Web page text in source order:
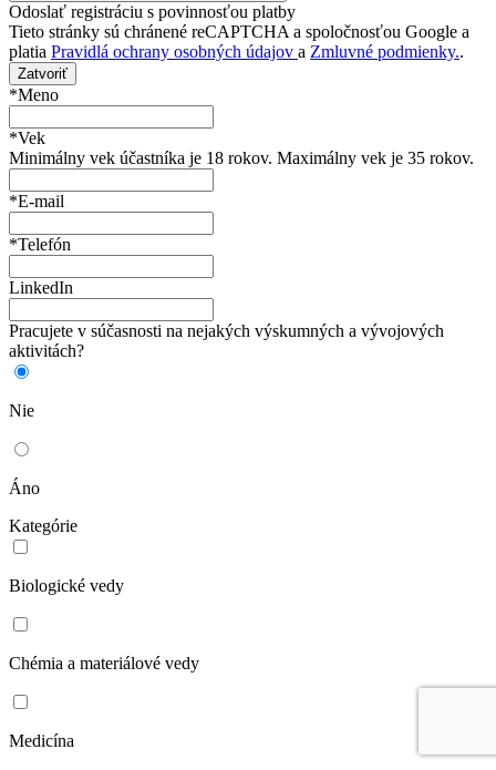
Odoslať registráciu s povinnosťou platby
Tieto stránky sú chránené reCAPTCHA a spoločnosťou Google a
platia Pravidlá ochrany osobných údajov a Zmluvné podmienky..
Zatvoriť
*Meno
*Vek
Minimálny vek účastníka je 18 rokov. Maximálny vek je 35 rokov.
*E-mail
*Telefón
LinkedIn
Pracujete v súčasnosti na nejakých výskumných a vývojových
aktivitách?
Nie
Áno
Kategórie
Biologické vedy
Chémia a materiálové vedy
Medicína